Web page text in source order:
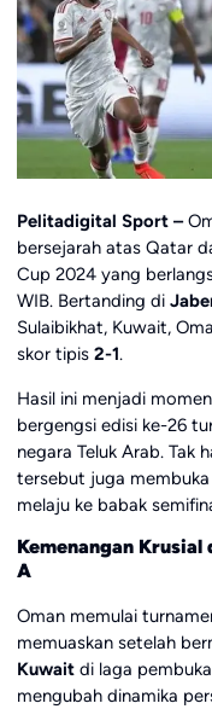
Pelitadigital Sport –
bersejarah atas Qatar
Cup 2024 yang
WIB. Bertanding di
Sulaibikhat, Kuwait,
skor tipis 2-1.
Hasil ini menjadi
bergengsi edisi ke-26
negara Teluk Arab. Tak
tersebut juga
melaju ke babak
Kemenangan
A
Oman memulai
memuaskan setelah
Kuwaitdi laga
mengubah dinamika